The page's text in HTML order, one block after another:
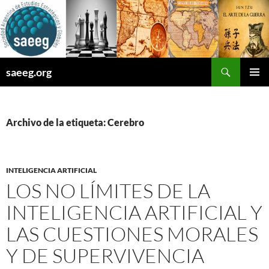
Saltar
al
contenido
saeeg.org
Archivo de la etiqueta: Cerebro
INTELIGENCIA ARTIFICIAL
LOS NO LÍMITES DE LA
INTELIGENCIA ARTIFICIAL Y
LAS CUESTIONES MORALES
Y DE SUPERVIVENCIA